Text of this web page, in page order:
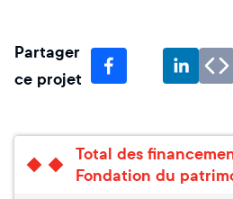
Partager
ce projet
Total des
Fondation du